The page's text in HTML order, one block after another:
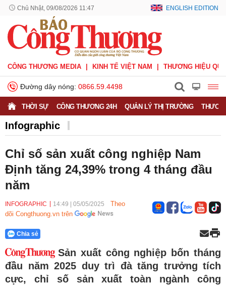
Chủ Nhật, 09/08/2026 11:47 ENGLISH EDITION
CÔNG THƯƠNG MEDIA KINH TẾ VIỆT NAM THƯƠNG HIỆU
Đường dây nóng: 0866.59.4498
THỜI SỰ CÔNG THƯƠNG 24H QUẢN LÝ THỊ TRƯỜNG
Infographic
Chỉ số sản xuất công nghiệp Nam
Định tăng 24,39% trong 4 tháng đầu
năm
INFOGRAPHIC 14:49 05/05/2025
Theo
dõi Congthuong.vn trên
Chia sẻ
Sản xuất công nghiệp bốn tháng
đầu năm 2025 duy trì đà tăng trưởng tích
cực, chỉ số sản xuất toàn ngành công